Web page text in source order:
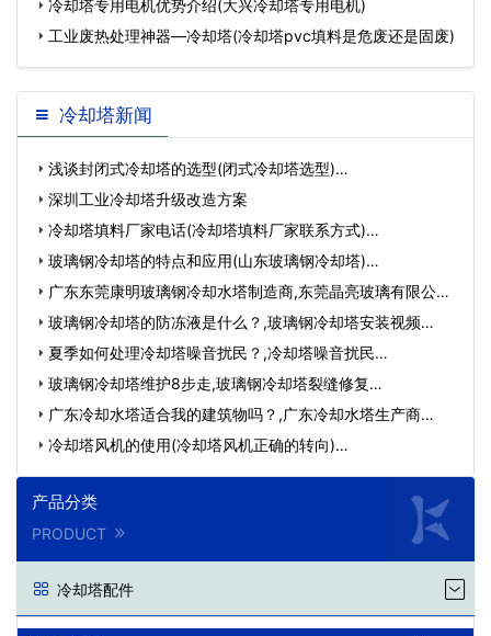
冷却塔专用电机优势介绍(大兴冷却塔专用电机)
工业废热处理神器—冷却塔(冷却塔pvc填料是危废还是固废)
冷却塔新闻
浅谈封闭式冷却塔的选型(闭式冷却塔选型)…
深圳工业冷却塔升级改造方案
冷却塔填料厂家电话(冷却塔填料厂家联系方式)…
玻璃钢冷却塔的特点和应用(山东玻璃钢冷却塔)…
广东东莞康明玻璃钢冷却水塔制造商,东莞晶亮玻璃有限公
司…玻璃钢冷却塔的防冻液是什么？,玻璃钢冷却塔安装视频…
夏季如何处理冷却塔噪音扰民？,冷却塔噪音扰民…
玻璃钢冷却塔维护8步走,玻璃钢冷却塔裂缝修复…
广东冷却水塔适合我的建筑物吗？,广东冷却水塔生产商…
冷却塔风机的使用(冷却塔风机正确的转向)…
产品分类
PRODUCT
冷却塔配件